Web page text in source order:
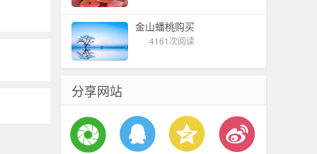
金山蟠桃购买
4161次阅读
分享网站